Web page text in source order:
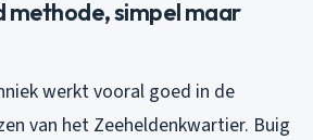
methode, simpel maar
werkt vooral goed in de
van het Zeeheldenkwartier. Buig